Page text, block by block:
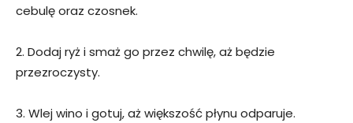
cebulę oraz czosnek.
2. Dodaj ryż i smaż go przez chwilę, aż będzie
przezroczysty.
3. Wlej wino i gotuj, aż większość płynu odparuje.